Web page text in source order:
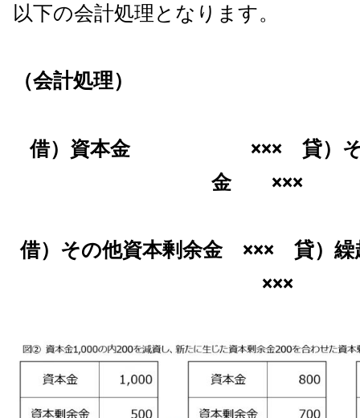
以下の会計処理となります。
（会計処理）
借）資本金 ××× 貸）その
金 ×××
借）その他資本剰余金 ××× 貸）
×××